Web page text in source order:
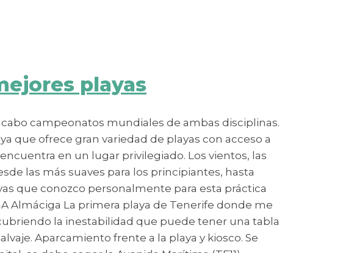
playas
cabo campeonatos mundiales de ambas disciplinas.
que ofrece gran variedad de playas con acceso a
en un lugar privilegiado. Los vientos, las
las más suaves para los principiantes, hasta
que conozco personalmente para esta práctica
Almáciga La primera playa de Tenerife donde me
la inestabilidad que puede tener una tabla
Aparcamiento frente a la playa y kiosco. Se